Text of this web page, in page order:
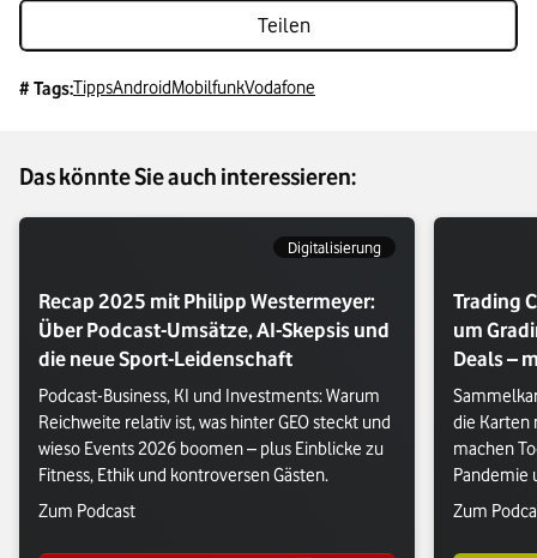
Teilen
# Tags:TippsAndroidMobilfunkVodafone
Das könnte Sie auch interessieren:
Digitalisierung
Recap 2025 mit Philipp Westermeyer:
Über Podcast-Umsätze, AI-Skepsis und
die neue Sport-Leidenschaft
Podcast-Business, KI und Investments: Warum
Reichweite relativ ist, was hinter GEO steckt und
wieso Events 2026 boomen – plus Einblicke zu
Fitness, Ethik und kontroversen Gästen.
Verlasse Vodafone Webseite: Zum Podcast
Zum Podcast
Trading
um
Deals –
die Karten
machen
Pandemie
besten
Verlasse
Zum